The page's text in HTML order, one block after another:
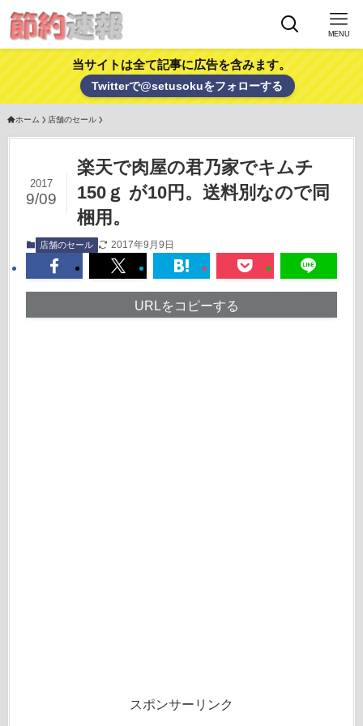
MENU
当サイトは全て記事に広告を含みます。
Twitterで@setusokuをフォローする
ホーム 店舗のセール
楽天で肉屋の君乃家でキムチ
150ｇ が10円。送料別なので同
梱用。
2017
9/09
店舗のセール 2017年9月9日
URLをコピーする
スポンサーリンク